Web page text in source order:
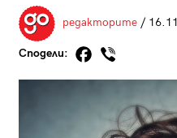
редакторите/
Сподели: